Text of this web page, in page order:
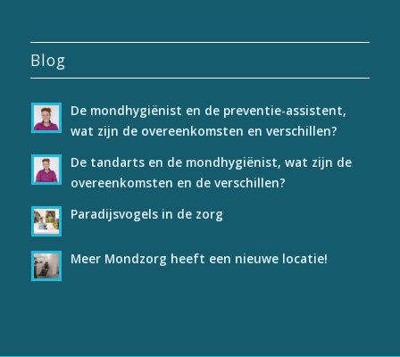
Blog
De mondhygiënist en de preventie-assistent,
wat zijn de overeenkomsten en verschillen?
De tandarts en de mondhygiënist, wat zijn de
overeenkomsten en de verschillen?
Paradijsvogels in de zorg
Meer Mondzorg heeft een nieuwe locatie!